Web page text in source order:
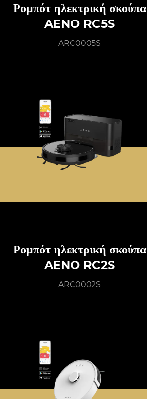
Ρομπότ ηλεκτρική σκούπα
AENO RC5S
ARC0005S
Ρομπότ ηλεκτρική σκούπα
AENO RC2S
ARC0002S